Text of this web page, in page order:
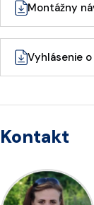
Montážny
Vyhlásenie o
Kontakt